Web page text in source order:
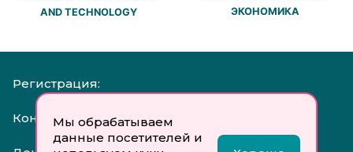
Мы обрабатываем
данные посетителей и
AND TECHNOLOGY
ЭКОНОМИКА
Регистрация:
Контакты: